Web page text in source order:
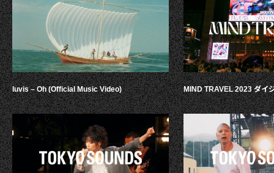
luvis – Oh (Official Music Video) MIND TRAVEL 2023 ダイ